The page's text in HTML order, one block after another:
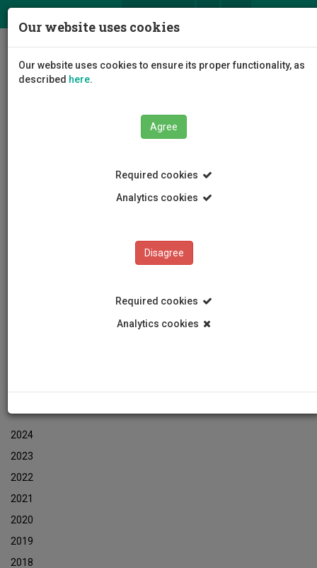
2024
2023
2022
2021
2020
2019
2018
Our website uses cookies
Our website uses cookies to ensure its proper functionality, as
described here.
Agree
Required cookies
Analytics cookies
Disagree
Required cookies
Analytics cookies